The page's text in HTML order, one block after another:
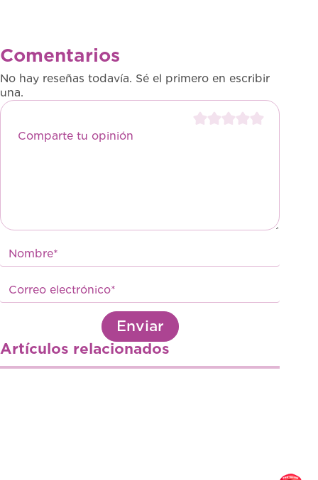
Comentarios
No hay reseñas todavía. Sé el primero en escribir
una.
Enviar
Artículos relacionados